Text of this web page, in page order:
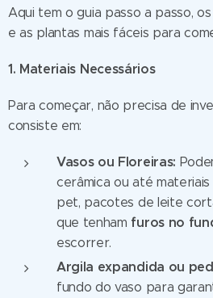
Aqui tem o guia passo a passo,
e as plantas mais fáceis para
1. Materiais Necessários
Para começar, não precisa de
consiste em:
Vasos ou Floreiras:
cerâmica ou até
pet, pacotes de leite
que tenham furos no
escorrer.
Argila expandida ou
fundo do vaso para